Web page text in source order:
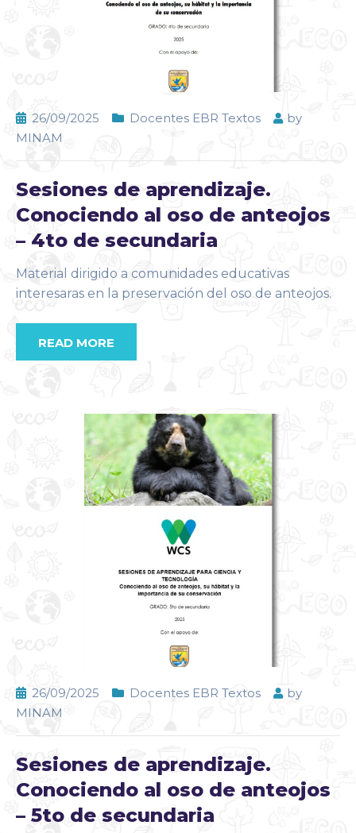
26/09/2025 Docentes EBR Textos
by
MINAM
Sesiones de aprendizaje.
Conociendo al oso de anteojos
– 4to de secundaria
Material dirigido a comunidades educativas
interesaras en la preservación del oso de anteojos.
READ MORE
26/09/2025 Docentes EBR Textos
by
MINAM
Sesiones de aprendizaje.
Conociendo al oso de anteojos
– 5to de secundaria